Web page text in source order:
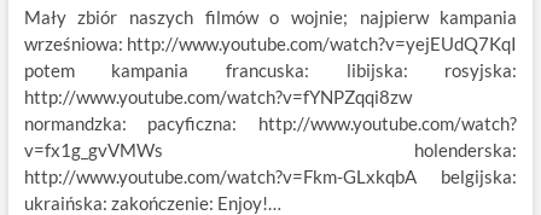
Mały zbiór naszych filmów o wojnie; najpierw kampania
wrześniowa: http://www.youtube.com/watch?v=yejEUdQ7KqI
potem kampania francuska: libijska: rosyjska:
http://www.youtube.com/watch?v=fYNPZqqi8zw
normandzka: pacyficzna: http://www.youtube.com/watch?
v=fx1g_gvVMWs holenderska:
http://www.youtube.com/watch?v=Fkm-GLxkqbA belgijska:
ukraińska: zakończenie: Enjoy!…